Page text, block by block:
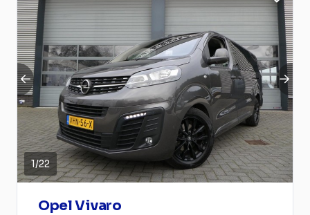
1/22
Opel Vivaro